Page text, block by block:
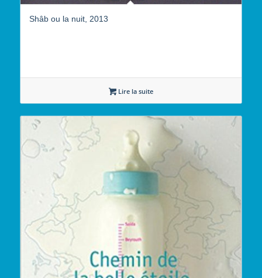
Shâb ou la nuit, 2013
Lire la suite